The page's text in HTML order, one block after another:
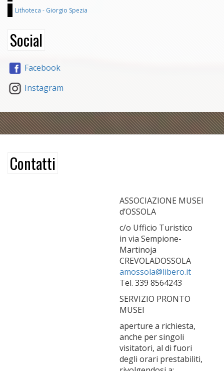
Lithoteca - Giorgio Spezia
Social
Facebook
Instagram
Contatti
ASSOCIAZIONE MUSEI
d’OSSOLA
c/o Ufficio Turistico
in via Sempione-
Martinoja
CREVOLADOSSOLA
amossola@libero.it
Tel. 339 8564243
SERVIZIO PRONTO
MUSEI
aperture a richiesta,
anche per singoli
visitatori, al di fuori
degli orari prestabiliti,